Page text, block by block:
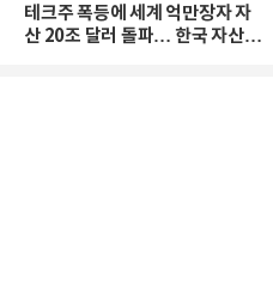
테크주 폭등에 세계 억만장자 자
산 20조 달러 돌파… 한국 자산